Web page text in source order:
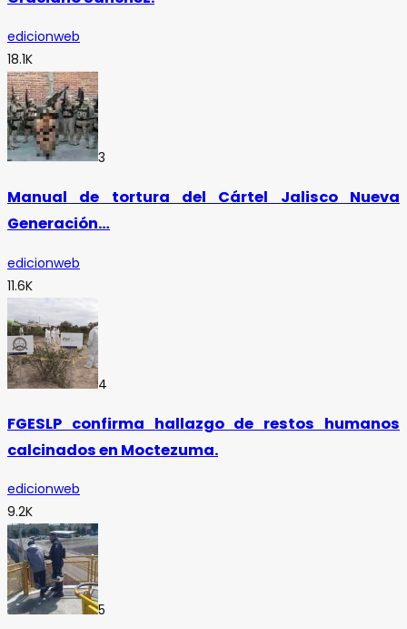
edicionweb
18.1K
3
Manual de tortura del Cártel Jalisco Nueva
Generación…
edicionweb
11.6K
4
FGESLP confirma hallazgo de restos humanos
calcinados en Moctezuma.
edicionweb
9.2K
5